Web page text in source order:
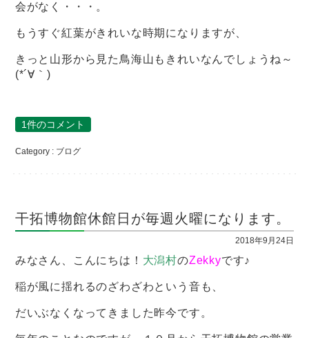
会がなく・・・。
もうすぐ紅葉がきれいな時期になりますが、
きっと山形から見た鳥海山もきれいなんでしょうね～
(*´∀｀)
1件のコメント
Category : ブログ
干拓博物館休館日が毎週火曜になります。
2018年9月24日
みなさん、こんにちは！ 大潟村のZekkyです♪
稲が風に揺れるのざわざわという音も、
だいぶなくなってきました昨今です。